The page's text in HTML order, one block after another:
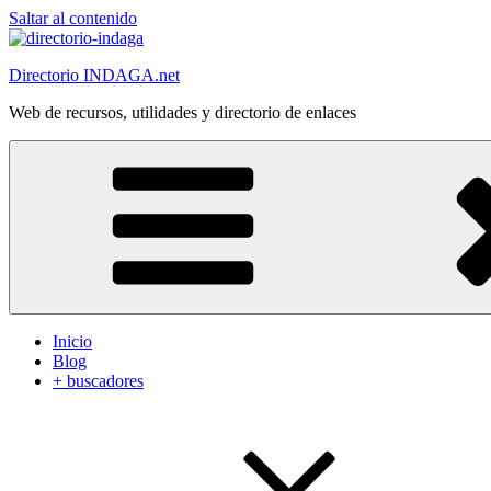
Saltar al contenido
Directorio INDAGA.net
Web de recursos, utilidades y directorio de enlaces
Inicio
Blog
+ buscadores